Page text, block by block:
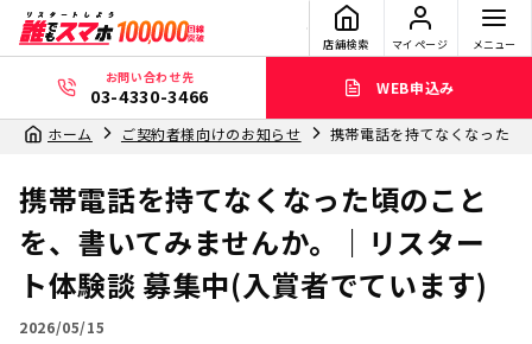
店舗検索 マイページ メニュー
お問い合わせ先
03-4330-3466 WEB申込み
ホーム ご契約者様向けのお知らせ 携帯電話を持てなくなった
携帯電話を持てなくなった頃のこと
を、書いてみませんか。｜リスター
ト体験談 募集中(入賞者でています)
2026/05/15